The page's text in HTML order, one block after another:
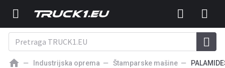
Industrijska oprema Štamparske mašine